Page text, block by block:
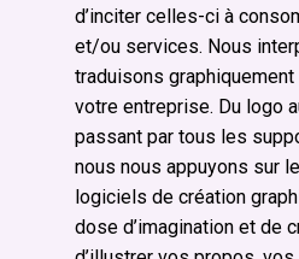
d’inciter celles-ci à
et/ou services. Nous
traduisons
votre entreprise. Du logo
passant par tous les
nous nous appuyons sur
logiciels de création
dose d’imagination et de